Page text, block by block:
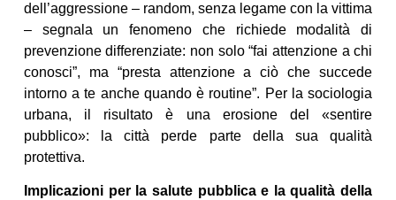
dell’aggressione – random, senza legame con la vittima
– segnala un fenomeno che richiede modalità di
prevenzione differenziate: non solo “fai attenzione a chi
conosci”, ma “presta attenzione a ciò che succede
intorno a te anche quando è routine”. Per la sociologia
urbana, il risultato è una erosione del «sentire
pubblico»: la città perde parte della sua qualità
protettiva.
Implicazioni per la salute pubblica e la qualità della